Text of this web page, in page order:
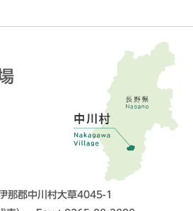
郡中川村大草4045-1